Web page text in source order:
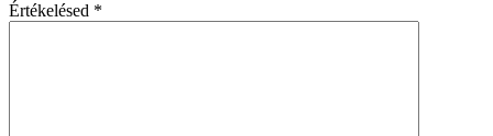
Értékelésed *